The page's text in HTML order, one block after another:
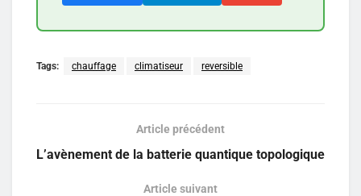
Tags: chauffage climatiseur reversible
Article précédent
L’avènement de la batterie quantique topologique
Article suivant